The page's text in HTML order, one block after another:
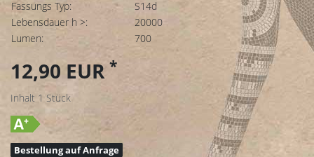
Fassungs Typ:
S14d
Lebensdauer h >:
20000
Lumen:
700
12,90 EUR*
Inhalt 1 Stück
Bestellung auf Anfrage